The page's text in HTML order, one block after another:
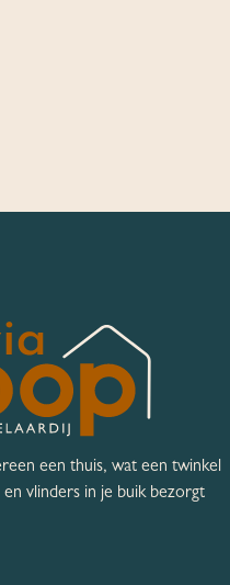
een thuis, wat een twinkel
en vlinders in je buik bezorgt